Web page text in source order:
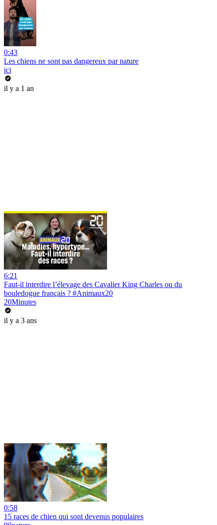
0:43
Les chiens ne sont pas dangereux par nature
ici
il y a 1 an
6:21
Faut-il interdire l’élevage des Cavalier King Charles ou du
bouledogue français ? #Animaux20
20Minutes
il y a 3 ans
0:58
15 races de chien qui sont devenus populaires